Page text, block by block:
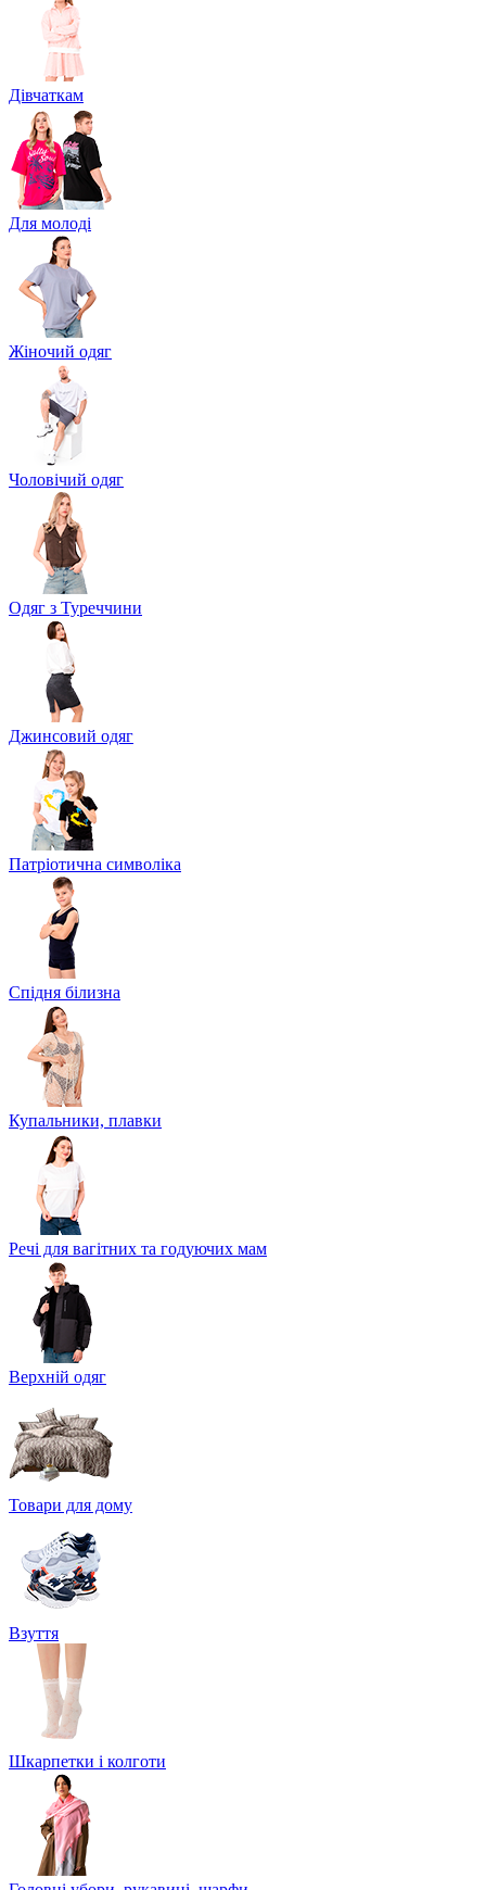
Дівчаткам
Для молоді
Жіночий одяг
Чоловічий одяг
Одяг з Туреччини
Джинсовий одяг
Патріотична символіка
Спідня білизна
Купальники, плавки
Речі для вагітних та годуючих мам
Верхній одяг
Товари для дому
Взуття
Шкарпетки і колготи